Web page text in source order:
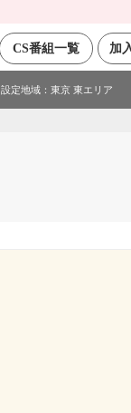
加
CS番組一覧
設定地域： 東京 東エリア